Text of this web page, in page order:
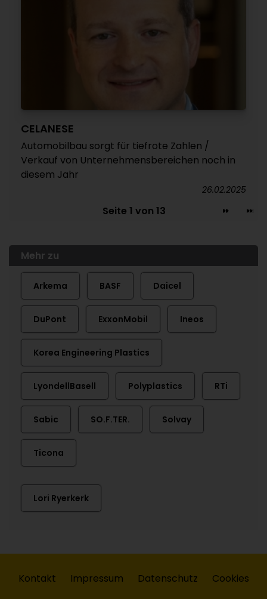
CELANESE
Automobilbau sorgt für tiefrote Zahlen /
Verkauf von Unternehmensbereichen noch in
diesem Jahr
26.02.2025
Seite 1 von 13
Mehr zu
Arkema BASF Daicel
DuPont ExxonMobil Ineos
Korea Engineering Plastics
LyondellBasell Polyplastics RTi
Sabic SO.F.TER. Solvay
Ticona
Lori Ryerkerk
Kontakt Impressum Datenschutz Cookies